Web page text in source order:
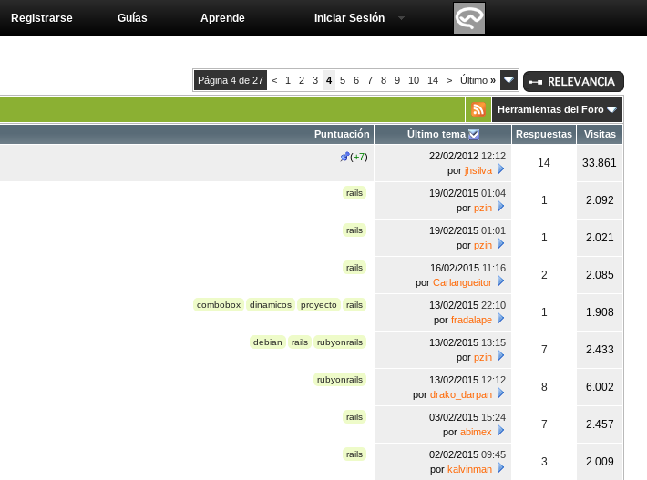
Aprende
Guías
Registrarse Iniciar Sesión
Página 4 de 27 < 1 2 3 4 5 6 7 8 9 10 14 > Último »
Herramientas del Foro
Puntuación Último tema Respuestas Visitas
(+7) 22/02/2012 12:12
por jhsilva
14 33.861
rails 19/02/2015 01:04
por pzin
1 2.092
rails 19/02/2015 01:01
por pzin
1 2.021
rails 16/02/2015 11:16
por Carlangueitor
2 2.085
combobox dinamicos proyecto rails 13/02/2015 22:10
por fradalape
1 1.908
debian rails rubyonrails 13/02/2015 13:15
por pzin
7 2.433
rubyonrails 13/02/2015 12:12
por drako_darpan
8 6.002
rails 03/02/2015 15:24
por abimex
7 2.457
rails 02/02/2015 09:45
por kalvinman
3 2.009